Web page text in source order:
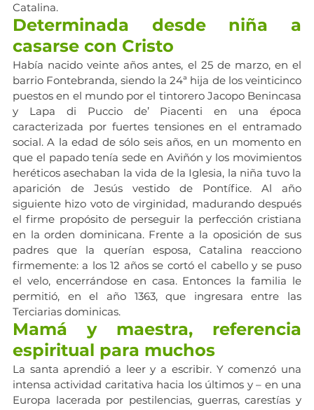
Catalina.
Determinada desde niña a
casarse con Cristo
Había nacido veinte años antes, el 25 de marzo, en el
barrio Fontebranda, siendo la 24ª hija de los veinticinco
puestos en el mundo por el tintorero Jacopo Benincasa
y Lapa di Puccio de’ Piacenti en una época
caracterizada por fuertes tensiones en el entramado
social. A la edad de sólo seis años, en un momento en
que el papado tenía sede en Aviñón y los movimientos
heréticos asechaban la vida de la Iglesia, la niña tuvo la
aparición de Jesús vestido de Pontífice. Al año
siguiente hizo voto de virginidad, madurando después
el firme propósito de perseguir la perfección cristiana
en la orden dominicana. Frente a la oposición de sus
padres que la querían esposa, Catalina reacciono
firmemente: a los 12 años se cortó el cabello y se puso
el velo, encerrándose en casa. Entonces la familia le
permitió, en el año 1363, que ingresara entre las
Terciarias dominicas.
Mamá y maestra, referencia
espiritual para muchos
La santa aprendió a leer y a escribir. Y comenzó una
intensa actividad caritativa hacia los últimos y – en una
Europa lacerada por pestilencias, guerras, carestías y